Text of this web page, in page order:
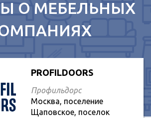
О МЕБЕЛЬНЫХ
PROFILDOORS
Профильдорс
Москва, поселение
Щаповское, поселок